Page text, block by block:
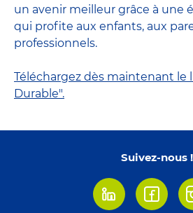
un avenir meilleur grâce à une
qui profite aux enfants, aux
professionnels.
Téléchargez dès maintenant le
Durable".
Suivez-nous !
LinkedinFacebook